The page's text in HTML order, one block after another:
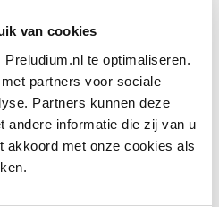
van cookies
te optimaliseren.
partners voor sociale
Partners kunnen deze
andere informatie die zij van u
akkoord met onze cookies als